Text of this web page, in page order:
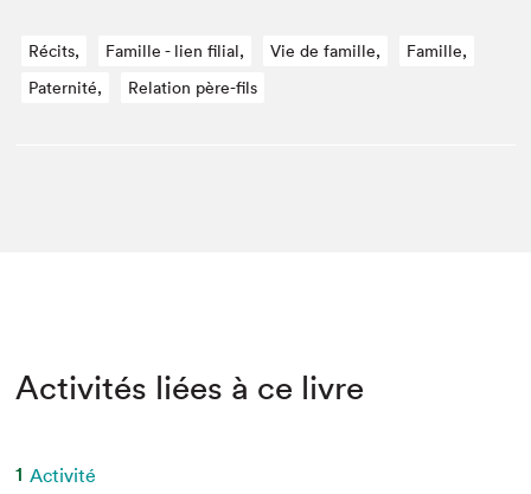
Récits, Famille - lien filial, Vie de famille,
Famille,
Paternité,
Relation père-fils
Activités liées à ce livre
1 Activité